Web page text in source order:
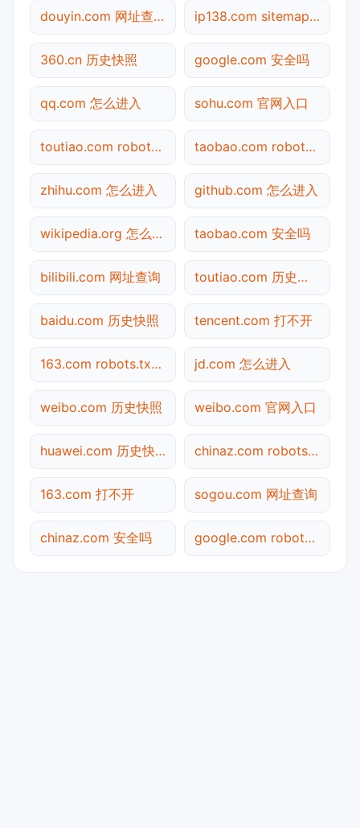
douyin.com 网址查询 ip138.com sitemap.xml检测
360.cn 历史快照 google.com 安全吗
qq.com 怎么进入 sohu.com 官网入口
toutiao.com robots.txt检测 taobao.com robots.txt检测
zhihu.com 怎么进入 github.com 怎么进入
wikipedia.org 怎么进入 taobao.com 安全吗
bilibili.com 网址查询 toutiao.com 历史快照
baidu.com 历史快照 tencent.com 打不开
163.com robots.txt检测 jd.com 怎么进入
weibo.com 历史快照 weibo.com 官网入口
huawei.com 历史快照 chinaz.com robots.txt检测
163.com 打不开 sogou.com 网址查询
chinaz.com 安全吗 google.com robots.txt检测